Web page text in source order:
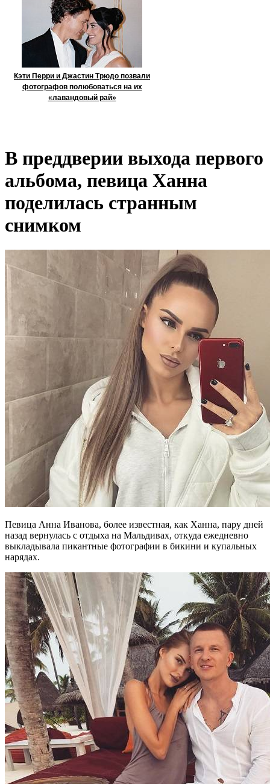
Кэти Перри и Джастин Трюдо позвали
фотографов полюбоваться на их
«лавандовый рай»
В преддверии выхода первого
альбома, певица Ханна
поделилась странным
снимком
Певица Анна Иванова, более известная, как Ханна, пару дней
назад вернулась с отдыха на Мальдивах, откуда ежедневно
выкладывала пикантные фотографии в бикини и купальных
нарядах.